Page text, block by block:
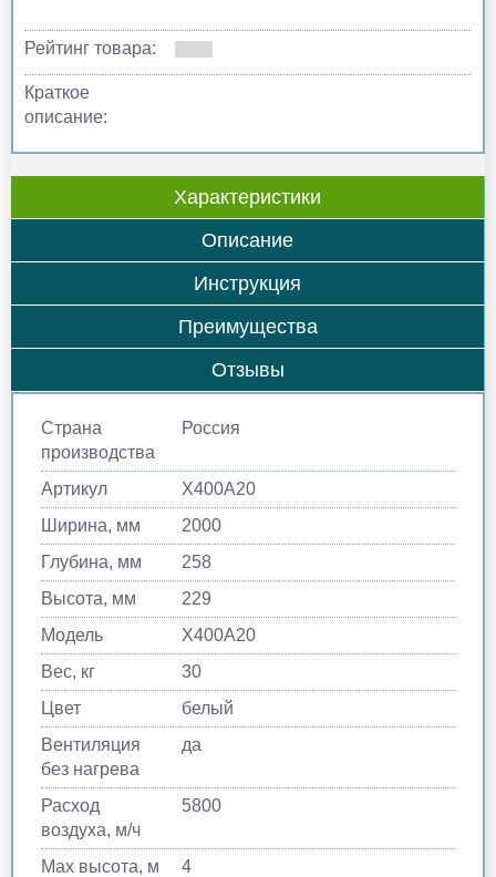
Рейтинг товара:
Краткое
описание:
Характеристики
Описание
Инструкция
Преимущества
Отзывы
Страна
производства
Россия
Артикул
Х400A20
Ширина, мм
2000
Глубина, мм
258
Высота, мм
229
Модель
Х400A20
Вес, кг
30
Цвет
белый
Вентиляция
без нагрева
да
Расход
воздуха, м/ч
5800
Max высота, м
4